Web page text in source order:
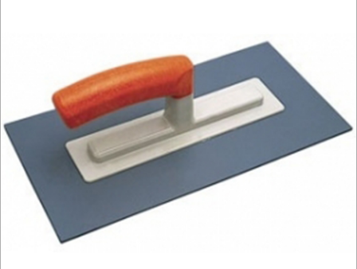
ELEKTRONARZĘDZIA
SIECIOWE
ELEKTRONARZĘDZIA
AKUMULATOROWE